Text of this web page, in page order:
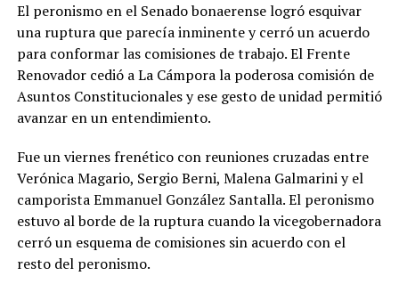
El peronismo en el Senado bonaerense logró esquivar
una ruptura que parecía inminente y cerró un acuerdo
para conformar las comisiones de trabajo. El Frente
Renovador cedió a La Cámpora la poderosa comisión de
Asuntos Constitucionales y ese gesto de unidad permitió
avanzar en un entendimiento.
Fue un viernes frenético con reuniones cruzadas entre
Verónica Magario, Sergio Berni, Malena Galmarini y el
camporista Emmanuel González Santalla. El peronismo
estuvo al borde de la ruptura cuando la vicegobernadora
cerró un esquema de comisiones sin acuerdo con el
resto del peronismo.